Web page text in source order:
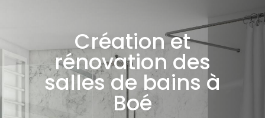
Création et
rénovation des
salles de bains à
Boé